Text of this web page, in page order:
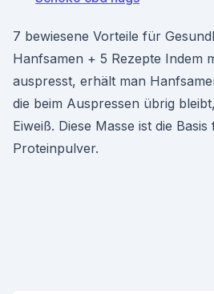
7 bewiesene Vorteile für
Hanfsamen + 5 Rezepte Indem
auspresst, erhält man
die beim Auspressen übrig
Eiweiß. Diese Masse ist die
Proteinpulver.